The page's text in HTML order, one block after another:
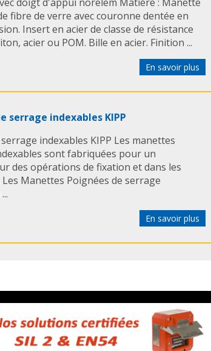
doigt d'appui norelem Matière : Manette
fibre de verre avec couronne dentée en
Insert en acier de classe de résistance
acier ou POM. Bille en acier. Finition ...
En savoir plus
serrage indexables KIPP
indexables KIPP Les manettes
sont fabriquées pour un
des opérations de fixation et dans les
Manettes Poignées de serrage
En savoir plus
étanches ELESA ont les caractéristiques
et élément de serrage > Matières
pour le contact alimentaire. > Joints
...